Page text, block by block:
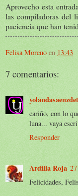
Aprovecho esta
las compiladoras del
paciencia que han
Felisa Moreno en 13:43
7 comentarios:
cariño, con lo
luna... vaya
Responder
Ardilla Roja
Felicidades,